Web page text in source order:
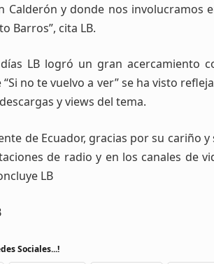
Calderón y donde nos involucramos
Barros”, cita LB.
LB logró un gran acercamiento
no te vuelvo a ver” se ha visto
y views del tema.
de Ecuador, gracias por su cariño
de radio y en los canales de
LB
Sociales...!